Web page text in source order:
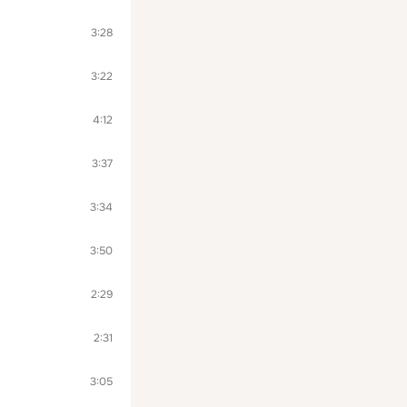
3:28
3:22
4:12
3:37
3:34
3:50
2:29
2:31
3:05